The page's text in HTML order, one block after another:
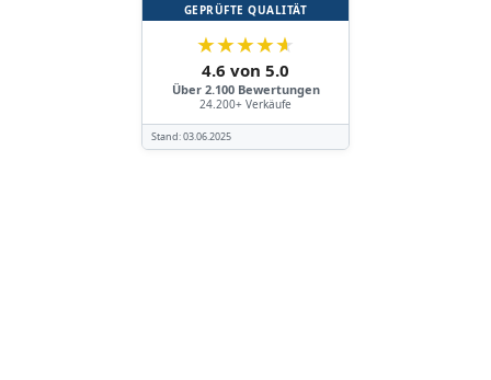
GEPRÜFTE QUALITÄT
★★★★★
4.6 von 5.0
Über 2.100 Bewertungen
24.200+ Verkäufe
Stand:03.06.2025